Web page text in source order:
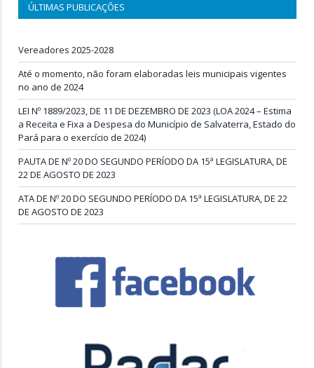
ÚLTIMAS PUBLICAÇÕES
Vereadores 2025-2028
Até o momento, não foram elaboradas leis municipais vigentes
no ano de 2024
LEI Nº 1889/2023, DE 11 DE DEZEMBRO DE 2023 (LOA 2024 – Estima
a Receita e Fixa a Despesa do Município de Salvaterra, Estado do
Pará para o exercício de 2024)
PAUTA DE Nº 20 DO SEGUNDO PERÍODO DA 15ª LEGISLATURA, DE
22 DE AGOSTO DE 2023
ATA DE Nº 20 DO SEGUNDO PERÍODO DA 15ª LEGISLATURA, DE 22
DE AGOSTO DE 2023